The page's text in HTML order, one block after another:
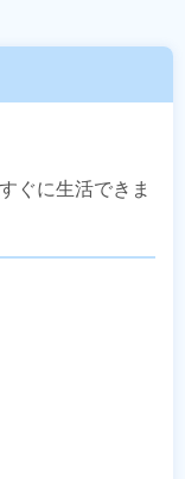
ぐに生活できま